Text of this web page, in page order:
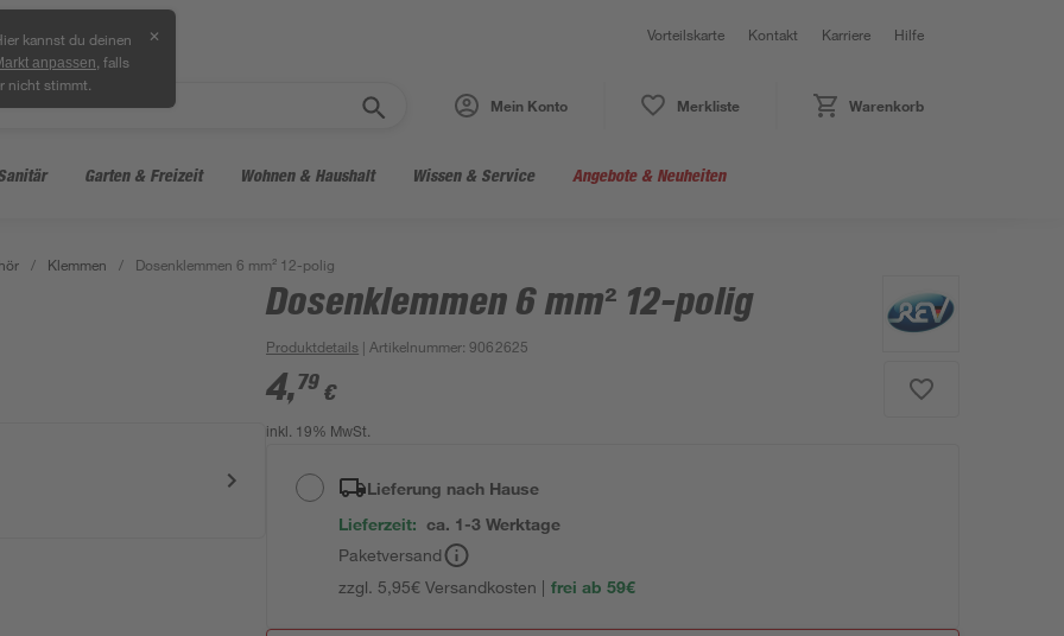
kannst du deinen
anpassen , falls
nicht stimmt.
✕ Vorteilskarte Kontakt Karriere Hilfe
Mein Konto Merkliste Warenkorb
Garten & Freizeit Wohnen & Haushalt Wissen & Service Angebote & Neuheiten
/ Klemmen / Dosenklemmen 6 mm² 12-polig
Dosenklemmen 6 mm² 12-polig
Produktdetails | Artikelnummer:9062625
4,79 €
inkl. 19% MwSt.
Lieferung nach Hause
Lieferzeit: ca. 1-3 Werktage
Paketversand
zzgl. 5,95€ Versandkosten | frei ab 59€